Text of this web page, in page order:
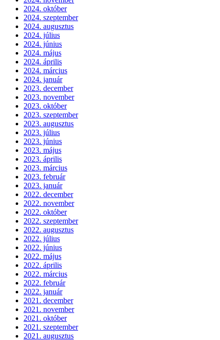
2024. október
2024. szeptember
2024. augusztus
2024. július
2024. június
2024. május
2024. április
2024. március
2024. január
2023. december
2023. november
2023. október
2023. szeptember
2023. augusztus
2023. július
2023. június
2023. május
2023. április
2023. március
2023. február
2023. január
2022. december
2022. november
2022. október
2022. szeptember
2022. augusztus
2022. július
2022. június
2022. május
2022. április
2022. március
2022. február
2022. január
2021. december
2021. november
2021. október
2021. szeptember
2021. augusztus